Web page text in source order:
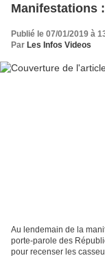
Manifestations
Publié le 07/01/2019 à
Par Les Infos Videos
Au lendemain de la
porte-parole des
pour recenser les